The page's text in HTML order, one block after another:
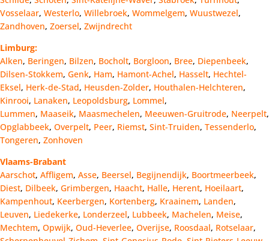
Vosselaar, Westerlo, Willebroek, Wommelgem, Wuustwezel,
Zandhoven, Zoersel, Zwijndrecht
Limburg:
Alken, Beringen, Bilzen, Bocholt, Borgloon, Bree, Diepenbeek,
Dilsen-Stokkem, Genk, Ham, Hamont-Achel, Hasselt, Hechtel-
Eksel, Herk-de-Stad, Heusden-Zolder, Houthalen-Helchteren,
Kinrooi, Lanaken, Leopoldsburg, Lommel,
Lummen, Maaseik, Maasmechelen, Meeuwen-Gruitrode, Neerpelt,
Opglabbeek, Overpelt, Peer, Riemst, Sint-Truiden, Tessenderlo,
Tongeren, Zonhoven
Vlaams-Brabant
Aarschot, Affligem, Asse, Beersel, Begijnendijk, Boortmeerbeek,
Diest, Dilbeek, Grimbergen, Haacht, Halle, Herent, Hoeilaart,
Kampenhout, Keerbergen, Kortenberg, Kraainem, Landen,
Leuven, Liedekerke, Londerzeel, Lubbeek, Machelen, Meise,
Mechtem, Opwijk, Oud-Heverlee, Overijse, Roosdaal, Rotselaar,